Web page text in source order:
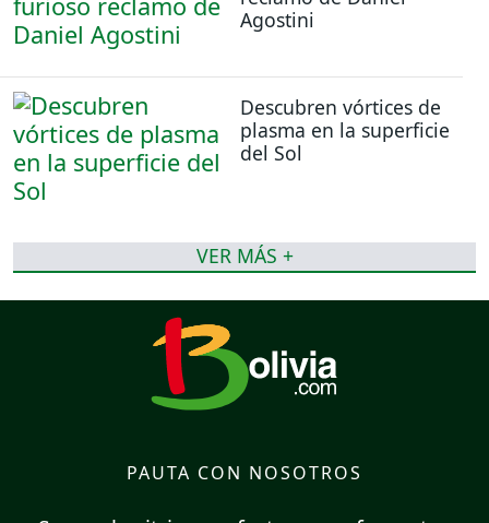
Agostini
Descubren vórtices de
plasma en la superficie
del Sol
VER MÁS +
PAUTA CON NOSOTROS